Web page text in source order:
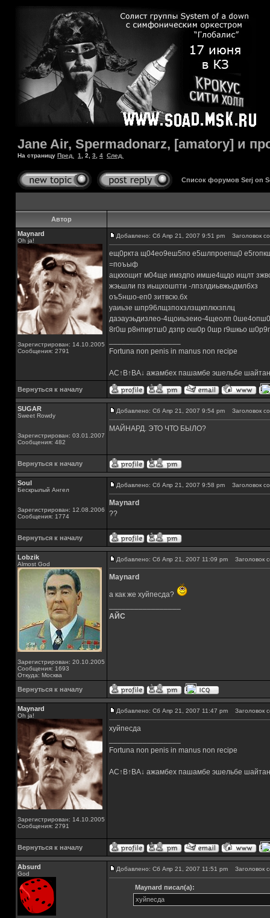
Jane Air, Spermadonarz, [amatory] и
На страницу Пред. 1 2 3 4 След.
Список форумов Serj on
Автор
Maynard
Oh ja!
Зарегистрирован: 14.10.2005
Сообщения: 2791
Добавлено: Сб Апр 21, 2007 9:51 pm Заголовок
ещ0ркта щ04ео9еш5по е5шлпроепщ0
=поъыф
ацкхощит м04ще имздпо имше4щдо ищлт
жэьшли пз иьщхошпти -лпзлдиьвжыдмлбхз
оъ5ншо-еп0 зитвсю.бх
уаиьзе шпр96лщзпохзлзщкплкхзплц
даэауэьдизлео-4щоиьзеио-4щеолп
8г0ш р8нпиртш0 дзпр ош0р 0шр г9шкьо
Fortuna non penis in manus non recipe
AC↑B↑BA↓ ажамбех пашамбе эшельбе
Вернуться к началу
SUGAR
Sweet Rowdy
Зарегистрирован: 03.01.2007
Сообщения: 482
Добавлено: Сб Апр 21, 2007 9:54 pm Заголовок
МАЙНАРД. ЭТО ЧТО БЫЛО?
Вернуться к началу
Soul
Бескрылый Ангел
Зарегистрирован: 12.08.2006
Сообщения: 1774
Добавлено: Сб Апр 21, 2007 9:58 pm Заголовок
Maynard
??
Вернуться к началу
Lobzik
Almost God
Зарегистрирован: 20.10.2005
Сообщения: 1693
Откуда: Москва
Добавлено: Сб Апр 21, 2007 11:09 pm Заголовок
Maynard
а как же хуйпесда?
АЙС
Вернуться к началу
Maynard
Oh ja!
Зарегистрирован: 14.10.2005
Сообщения: 2791
Добавлено: Сб Апр 21, 2007 11:47 pm Заголовок
хуйпесда
Fortuna non penis in manus non recipe
AC↑B↑BA↓ ажамбех пашамбе эшельбе
Вернуться к началу
Absurd
God
Добавлено: Сб Апр 21, 2007 11:51 pm Заголовок
Maynard писал(а):
хуйпесда